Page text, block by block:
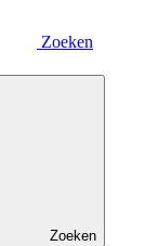
Zoeken
Zoeken